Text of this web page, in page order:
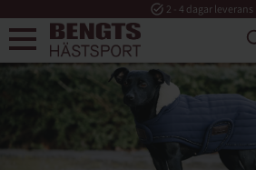
Meny
task_alt 2 - 4 dagar leverans